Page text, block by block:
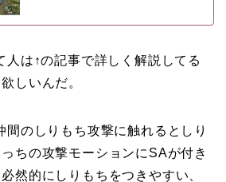
人は↑の記事で詳しく解説してる
しいんだ。
間のしりもち攻撃に触れるとしり
ちの攻撃モーションにSAが付き
然的にしりもちをつきやすい、